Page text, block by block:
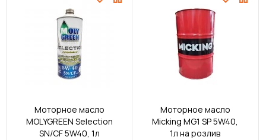
Моторное масло
MOLYGREEN Selection
SN/CF 5W40, 1л
Моторное масло
Micking MG1 SP 5W40,
1л на розлив